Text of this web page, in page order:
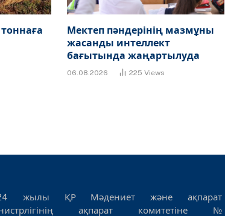
Мектеп пәндерінің мазмұны
жасанды интеллект
бағытында жаңартылуда
06.08.2026 225 Views
жылы ҚР Мәдениет және ақпарат
ақпарат комитетіне №